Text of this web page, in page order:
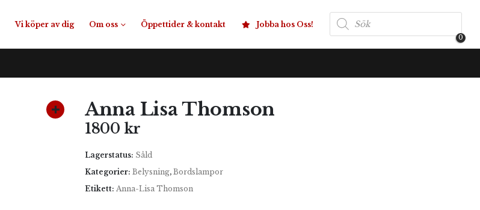
Vi köper av dig Om oss Öppettider & kontakt Jobba hos Oss!
Produktsökning
0
Anna Lisa Thomson
1800 kr
Lagerstatus: Såld
Kategorier: Belysning, Bordslampor
Etikett: Anna-Lisa Thomson